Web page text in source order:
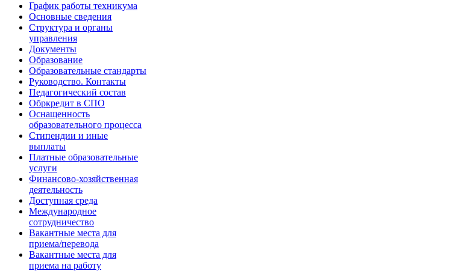
График работы техникума
Основные сведения
Структура и органы
управления
Документы
Образование
Образовательные стандарты
Руководство. Контакты
Педагогический состав
Обркредит в СПО
Оснащенность
образовательного процесса
Стипендии и иные
выплаты
Платные образовательные
услуги
Финансово-хозяйственная
деятельность
Доступная среда
Международное
сотрудничество
Вакантные места для
приема/перевода
Вакантные места для
приема на работу